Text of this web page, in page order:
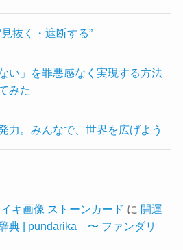
抜く・遮断する”
い」を罪悪感なく実現する方法
みた
力。みんなで、世界を広げよう
キ画像 ストーンカード に 開運
典 | pundarika 〜 ファンダリ